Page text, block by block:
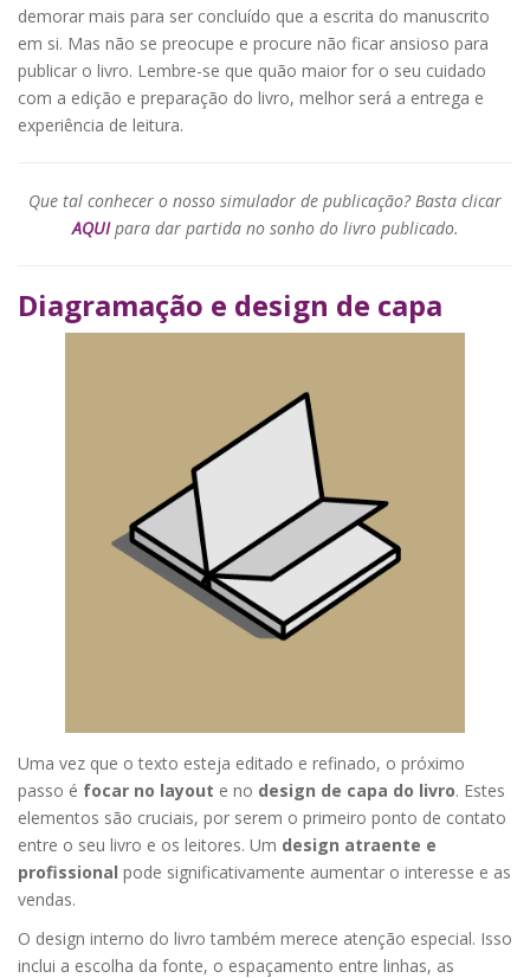
demorar mais para ser concluído que a escrita do manuscrito
em si. Mas não se preocupe e procure não ficar ansioso para
publicar o livro. Lembre-se que quão maior for o seu cuidado
com a edição e preparação do livro, melhor será a entrega e
experiência de leitura.
Que tal conhecer o nosso simulador de publicação? Basta clicar
AQUI para dar partida no sonho do livro publicado.
Diagramação e design de capa
Uma vez que o texto esteja editado e refinado, o próximo
passo é focar no layout e no design de capa do livro. Estes
elementos são cruciais, por serem o primeiro ponto de contato
entre o seu livro e os leitores. Um design atraente e
profissional pode significativamente aumentar o interesse e as
vendas.
O design interno do livro também merece atenção especial. Isso
inclui a escolha da fonte, o espaçamento entre linhas, as